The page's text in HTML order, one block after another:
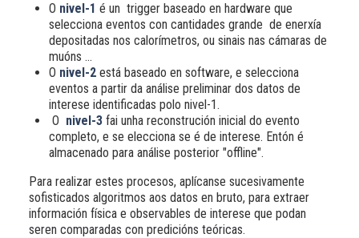
O nivel-1 é un trigger baseado en hardware que
selecciona eventos con cantidades grande de enerxía
depositadas nos calorímetros, ou sinais nas cámaras de
muóns ...
O nivel-2 está baseado en software, e selecciona
eventos a partir da análise preliminar dos datos de
interese identificadas polo nivel-1.
O nivel-3 fai unha reconstrución inicial do evento
completo, e se elecciona se é de interese. Entón é
almacenado para análise posterior "offline".
Para realizar estes procesos, aplícanse sucesivamente
sofisticados algoritmos aos datos en bruto, para extraer
información física e observables de interese que podan
seren comparadas con predicións teóricas.